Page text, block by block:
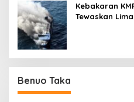
Kebakaran
Tewaskan
Benuo Taka